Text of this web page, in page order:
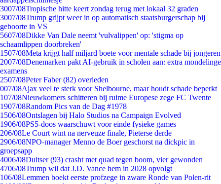
3007/08Tropische hitte keert zondag terug met lokaal 32 graden
3007/08Trump grijpt weer in op automatisch staatsburgerschap bij
geboorte in VS
5607/08Dikke Van Dale neemt 'vulvalippen' op: 'stigma op
schaamlippen doorbreken'
1507/08Meta krijgt half miljard boete voor mentale schade bij jongeren
2007/08Denemarken pakt AI-gebruik in scholen aan: extra mondelinge
examens
2507/08Peter Faber (82) overleden
007/08Ajax veel te sterk voor Shelbourne, maar houdt schade beperkt
107/08Nieuwkomers schitteren bij ruime Europese zege FC Twente
1907/08Random Pics van de Dag #1978
1506/08Ontslagen bij Halo Studios na Campaign Evolved
1906/08PS5-doos waarschuwt voor einde fysieke games
206/08Le Court wint na nerveuze finale, Pieterse derde
2906/08NPO-manager Menno de Boer geschorst na dickpic in
groepsapp
4006/08Duitser (93) crasht met quad tegen boom, vier gewonden
4706/08Trump wil dat J.D. Vance hem in 2028 opvolgt
106/08Lemmen boekt eerste profzege in zware Ronde van Polen-rit